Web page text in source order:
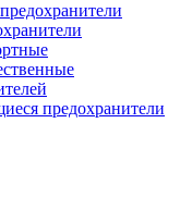
предохранители